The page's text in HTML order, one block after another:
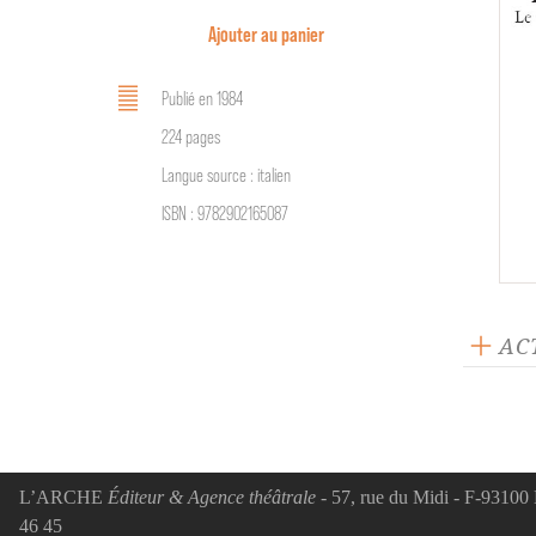
Ajouter au panier
Publié en 1984
224 pages
Langue source : italien
ISBN : 9782902165087
L’ARCHE Éditeur & Agence théâtrale - 57, rue du Midi - F-
46 45